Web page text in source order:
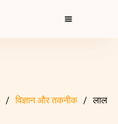
विज्ञान और तकनीक
लाल